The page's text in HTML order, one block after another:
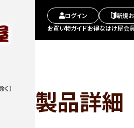
ログイン
新規
お買い物ガイドお得なはけ屋会
製品詳細
）